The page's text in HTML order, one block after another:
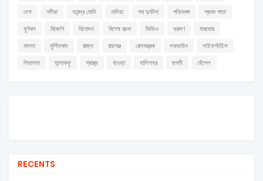
দেশ
নদীয়া নরেন্দ্র মোদি নাদিয়া পথ দুর্ঘটনা পশ্চিমবঙ্গ
প্রথম পাতা
ফুটবল
বিজেপি বিনোদন বিশেষ রচনা ভিডিও ভ্রমণ
মারধোর
মালদা
মুর্শিদাবাদ রাজ্য রায়গঞ্জ রেলমন্ত্রক লকডাউন
লাইফস্টাইল
শিয়ালদা
সান্দাকফু স্বাস্থ্য হাওড়া হালিশহর হুগলী হেঁশেল
RECENTS